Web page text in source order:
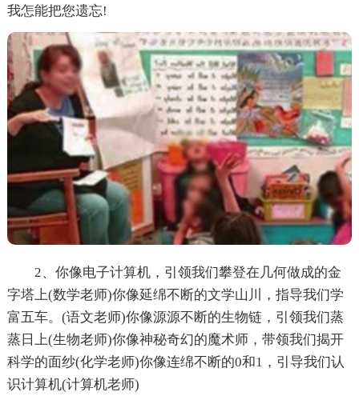
我怎能把您遗忘!
2、你像电子计算机，引领我们攀登在几何做成的金
字塔上(数学老师)你像延绵不断的文学山川，指导我们学
富五车。(语文老师)你像源源不断的生物链，引领我们蒸
蒸日上(生物老师)你像神秘奇幻的魔术师，带领我们揭开
科学的面纱(化学老师)你像连绵不断的0和1，引导我们认
识计算机(计算机老师)